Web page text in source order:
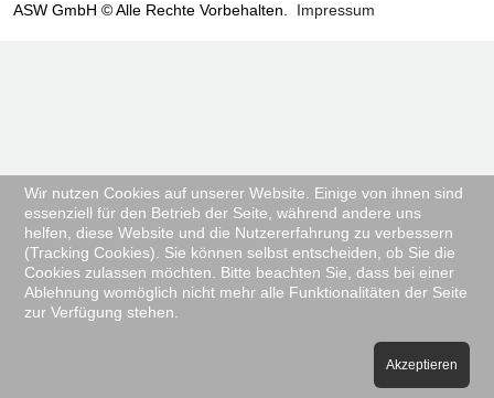
ASW GmbH © Alle Rechte Vorbehalten. Impressum
Wir nutzen Cookies auf unserer Website. Einige von ihnen sind
essenziell für den Betrieb der Seite, während andere uns
helfen, diese Website und die Nutzererfahrung zu verbessern
(Tracking Cookies). Sie können selbst entscheiden, ob Sie die
Cookies zulassen möchten. Bitte beachten Sie, dass bei einer
Ablehnung womöglich nicht mehr alle Funktionalitäten der Seite
zur Verfügung stehen.
Akzeptieren